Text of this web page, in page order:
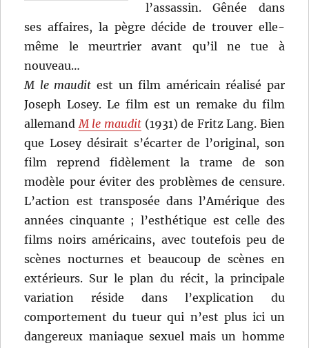
l’assassin. Gênée dans
ses affaires, la pègre décide de trouver elle-
même le meurtrier avant qu’il ne tue à
nouveau…
M le maudit est un film américain réalisé par
Joseph Losey. Le film est un remake du film
allemandM le maudit(1931) de Fritz Lang. Bien
que Losey désirait s’écarter de l’original, son
film reprend fidèlement la trame de son
modèle pour éviter des problèmes de censure.
L’action est transposée dans l’Amérique des
années cinquante ; l’esthétique est celle des
films noirs américains, avec toutefois peu de
scènes nocturnes et beaucoup de scènes en
extérieurs. Sur le plan du récit, la principale
variation réside dans l’explication du
comportement du tueur qui n’est plus ici un
dangereux maniaque sexuel mais un homme